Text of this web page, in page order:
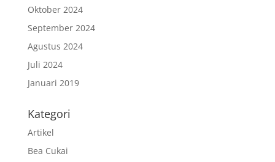
Oktober 2024
September 2024
Agustus 2024
Juli 2024
Januari 2019
Kategori
Artikel
Bea Cukai